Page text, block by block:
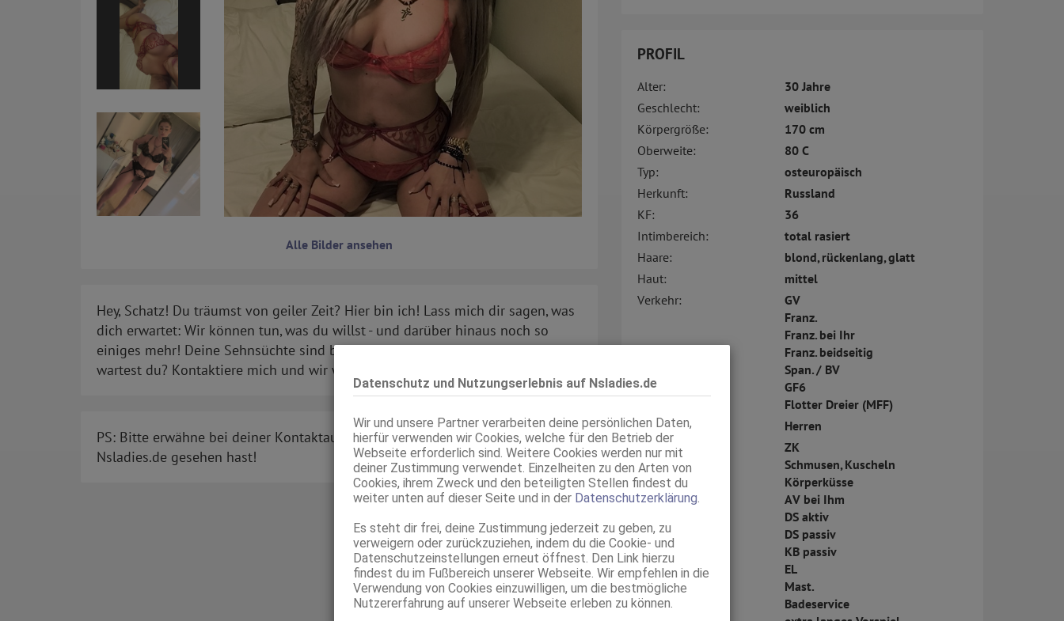
Datenschutz und Nutzungserlebnis auf Nsladies.de
Wir und unsere Partner verarbeiten deine persönlichen Daten,
hierfür verwenden wir Cookies, welche für den Betrieb der
Webseite erforderlich sind. Weitere Cookies werden nur mit
deiner Zustimmung verwendet. Einzelheiten zu den Arten von
Cookies, ihrem Zweck und den beteiligten Stellen findest du
weiter unten auf dieser Seite und in der Datenschutzerklärung
Es steht dir frei, deine Zustimmung jederzeit zu geben, zu
verweigern oder zurückzuziehen, indem du die Cookie- und
Datenschutzeinstellungen erneut öffnest. Den Link hierzu
findest du im Fußbereich unserer Webseite. Wir empfehlen in die
Verwendung von Cookies einzuwilligen, um die bestmögliche
Nutzererfahrung auf unserer Webseite erleben zu können.
Alle Bilder ansehen
Hey, Schatz! Du träumst von geiler Zeit? Hier bin ich! Lass mich dir sagen, was
dich erwartet: Wir können tun, was du willst - und darüber hinaus noch so
einiges mehr! Deine Sehnsüchte sind bei mir in guten Händen. Also, worauf
wartest du? Kontaktiere mich und wir werden es krachen lassen!
PS: Bitte erwähne bei deiner Kontaktaufnahme, dass du die Anzeige auf
Nsladies.de gesehen hast!
PROFIL
Alter:
30 Jahre
Geschlecht:
weiblich
Körpergröße:
170 cm
Oberweite:
80 C
Typ:
osteuropäisch
Herkunft:
Russland
KF:
36
Intimbereich:
total rasiert
Haare:
blond, rückenlang, glatt
Haut:
mittel
Verkehr:
GV
Franz.
Franz. bei Ihr
Franz. beidseitig
Span. / BV
GF6
Flotter Dreier (MFF)
Service für:
Herren
Service:
ZK
Schmusen, Kuscheln
Körperküsse
AV bei Ihm
DS aktiv
DS passiv
KB passiv
EL
Mast.
Badeservice